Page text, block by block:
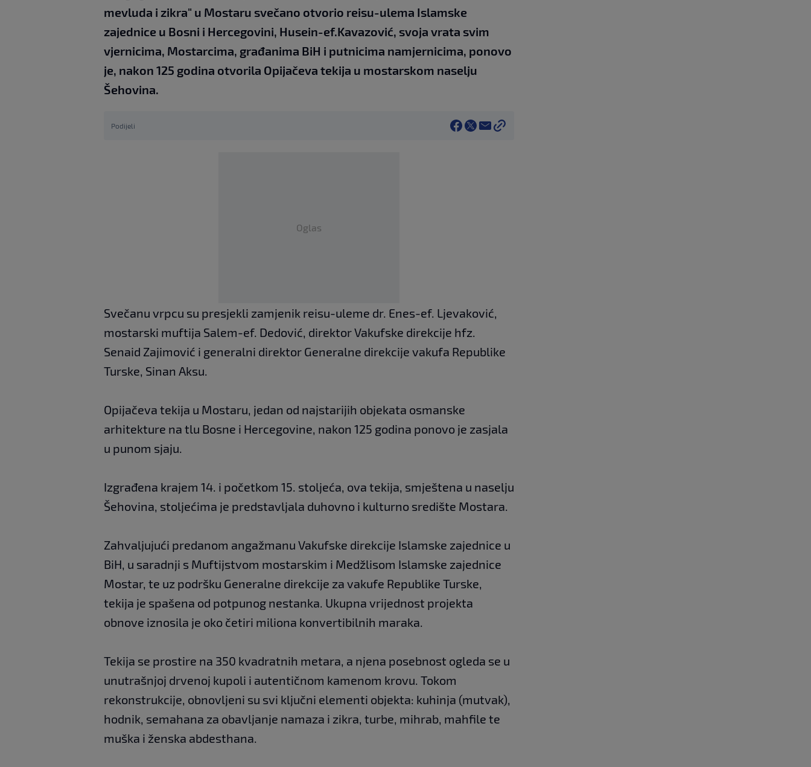
mevluda i zikra" u Mostaru svečano otvorio reisu-ulema Islamske
zajednice u Bosni i Hercegovini, Husein-ef.Kavazović, svoja vrata svim
vjernicima, Mostarcima, građanima BiH i putnicima namjernicima, ponovo
je, nakon 125 godina otvorila Opijačeva tekija u mostarskom naselju
Šehovina.
Podijeli
Oglas
Svečanu vrpcu su presjekli zamjenik reisu-uleme dr. Enes-ef. Ljevaković,
mostarski muftija Salem-ef. Dedović, direktor Vakufske direkcije hfz.
Senaid Zajimović i generalni direktor Generalne direkcije vakufa Republike
Turske, Sinan Aksu.
Opijačeva tekija u Mostaru, jedan od najstarijih objekata osmanske
arhitekture na tlu Bosne i Hercegovine, nakon 125 godina ponovo je zasjala
u punom sjaju.
Izgrađena krajem 14. i početkom 15. stoljeća, ova tekija, smještena u naselju
Šehovina, stoljećima je predstavljala duhovno i kulturno središte Mostara.
Zahvaljujući predanom angažmanu Vakufske direkcije Islamske zajednice u
BiH, u saradnji s Muftijstvom mostarskim i Medžlisom Islamske zajednice
Mostar, te uz podršku Generalne direkcije za vakufe Republike Turske,
tekija je spašena od potpunog nestanka. Ukupna vrijednost projekta
obnove iznosila je oko četiri miliona konvertibilnih maraka.
Tekija se prostire na 350 kvadratnih metara, a njena posebnost ogleda se u
unutrašnjoj drvenoj kupoli i autentičnom kamenom krovu. Tokom
rekonstrukcije, obnovljeni su svi ključni elementi objekta: kuhinja (mutvak),
hodnik, semahana za obavljanje namaza i zikra, turbe, mihrab, mahfile te
muška i ženska abdesthana.